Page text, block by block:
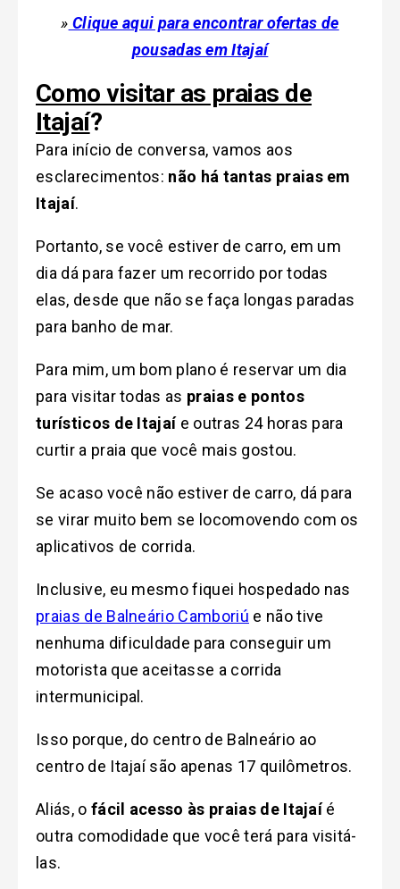
» Clique aqui para encontrar ofertas de
pousadas em Itajaí
Como visitar as praias de
Itajaí?
Para início de conversa, vamos aos
esclarecimentos: não há tantas praias em
Itajaí.
Portanto, se você estiver de carro, em um
dia dá para fazer um recorrido por todas
elas, desde que não se faça longas paradas
para banho de mar.
Para mim, um bom plano é reservar um dia
para visitar todas as praias e pontos
turísticos de Itajaíe outras 24 horas para
curtir a praia que você mais gostou.
Se acaso você não estiver de carro, dá para
se virar muito bem se locomovendo com os
aplicativos de corrida.
Inclusive, eu mesmo fiquei hospedado nas
praias de Balneário Camboriú e não tive
nenhuma dificuldade para conseguir um
motorista que aceitasse a corrida
intermunicipal.
Isso porque, do centro de Balneário ao
centro de Itajaí são apenas 17 quilômetros.
Aliás, o fácil acesso às praias de Itajaíé
outra comodidade que você terá para visitá-
las.